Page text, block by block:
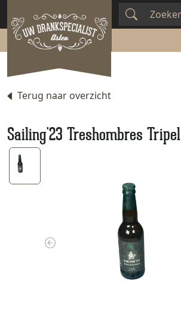
Terug naar overzicht
Sailing'23 Treshombres Tripel
Previous